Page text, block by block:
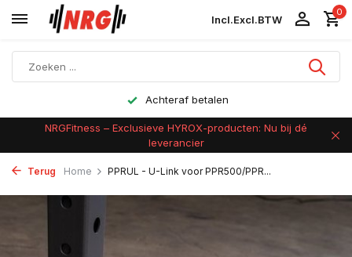
Incl.Excl.BTW
0
Achteraf betalen
NRGFitness – Exclusieve HYROX-producten: Nu bij dé
leverancier
Terug Home PPRUL - U-Link voor PPR500/PPR...